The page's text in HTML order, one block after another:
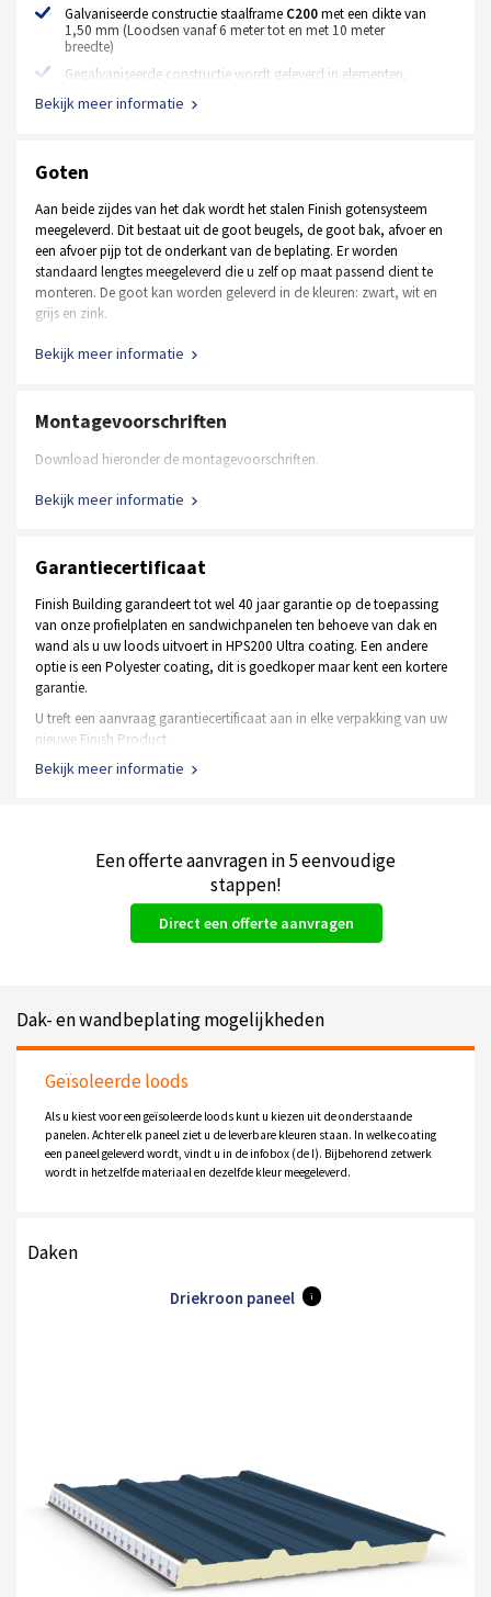
Standaard kleur RAL 9002 wit, RAL 7016 antraciet
Afmeting 1000 mm x 2125 mm
Extra opties
Elektrische motor met bedieningspaneel en afstandsbediening
Raamkozijnen, vastglas en draaikiep
Ontvang een op maat gemaakte offerte
Galvaniseerde constructie staalframe C200met een dikte van
1,50 mm (Loodsen vanaf 6 meter tot en met 10 meter
breedte)
Gegalvaniseerde constructie wordt geleverd in elementen,
Constructie koppelplaten
ringen, schroeven, betonschroeven e.d.)
Bekijk meer informatie
Goten
Aan beide zijdes van het dak wordt het stalen Finish gotensysteem
meegeleverd. Dit bestaat uit de goot beugels, de goot bak, afvoer en
een afvoer pijp tot de onderkant van de beplating. Er worden
standaard lengtes meegeleverd die u zelf op maat passend dient te
monteren. De goot kan worden geleverd in de kleuren: zwart, wit en
grijs en zink.
Bekijk meer informatie
Montagevoorschriften
Download hieronder de montagevoorschriften.
Bekijk meer informatie
Garantiecertificaat
Finish Building garandeert tot wel 40 jaar garantie op de toepassing
van onze profielplaten en sandwichpanelen ten behoeve van dak en
wand als u uw loods uitvoert in HPS200 Ultra coating. Een andere
optie is een Polyester coating, dit is goedkoper maar kent een kortere
garantie.
U treft een aanvraag garantiecertificaat aan in elke verpakking van uw
nieuwe Finish Product.
De staal frame constructie heeft een garantie van 10 jaar op
Alle soorten deuren hebben een gebruiksgarantie van 1 jaar
Bekijk meer informatie
Een offerte aanvragen in 5 eenvoudige
stappen!
Direct een offerte aanvragen
Dak- en wandbeplating mogelijkheden
Geïsoleerde loods
Als u kiest voor een geïsoleerde loods kunt u kiezen uit de onderstaande
panelen. Achter elk paneel ziet u de leverbare kleuren staan. In welke coating
een paneel geleverd wordt, vindt u in de infobox (de I). Bijbehorend zetwerk
wordt in hetzelfde materiaal en dezelfde kleur meegeleverd.
Daken
Driekroon paneel i